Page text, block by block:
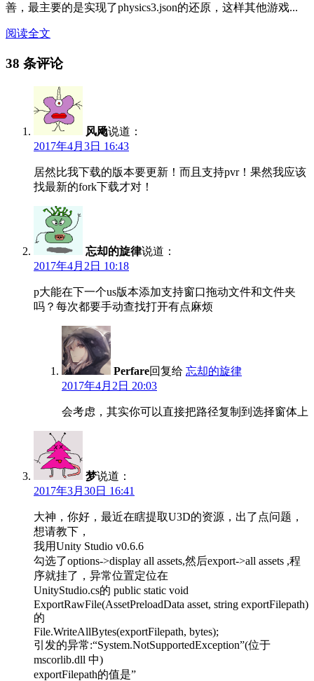
善，最主要的是实现了physics3.json的还原，这样其他游戏...
阅读全文
38 条评论
风飏说道：
2017年4月3日 16:43
居然比我下载的版本要更新！而且支持pvr！果然我应该
找最新的fork下载才对！
忘却的旋律说道：
2017年4月2日 10:18
p大能在下一个us版本添加支持窗口拖动文件和文件夹
吗？每次都要手动查找打开有点麻烦
Perfare回复给 忘却的旋律
2017年4月2日 20:03
会考虑，其实你可以直接把路径复制到选择窗体上
梦说道：
2017年3月30日 16:41
大神，你好，最近在瞎提取U3D的资源，出了点问题，
想请教下，
我用Unity Studio v0.6.6
勾选了options->display all assets,然后export->all assets ,程
序就挂了，异常位置定位在
UnityStudio.cs的 public static void
ExportRawFile(AssetPreloadData asset, string exportFilepath)
的
File.WriteAllBytes(exportFilepath, bytes);
引发的异常:“System.NotSupportedException”(位于
mscorlib.dll 中)
exportFilepath的值是”